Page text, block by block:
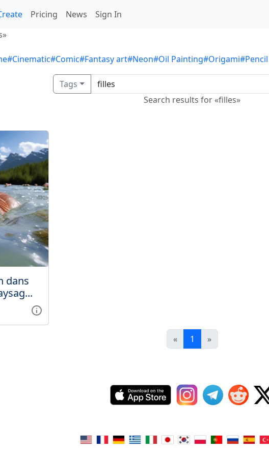
Pricing News
Sign In
#Cinematic#Comic#Fantasy art#Neon#Oil Painting#Origami
Tags
Search results for «filles»
dans
« 1 »